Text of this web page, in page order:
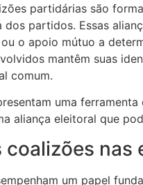
partidárias são
partidos. Essas
o apoio mútuo a
mantêm suas
comum.
uma
aliança eleitoral que
nas
um papel